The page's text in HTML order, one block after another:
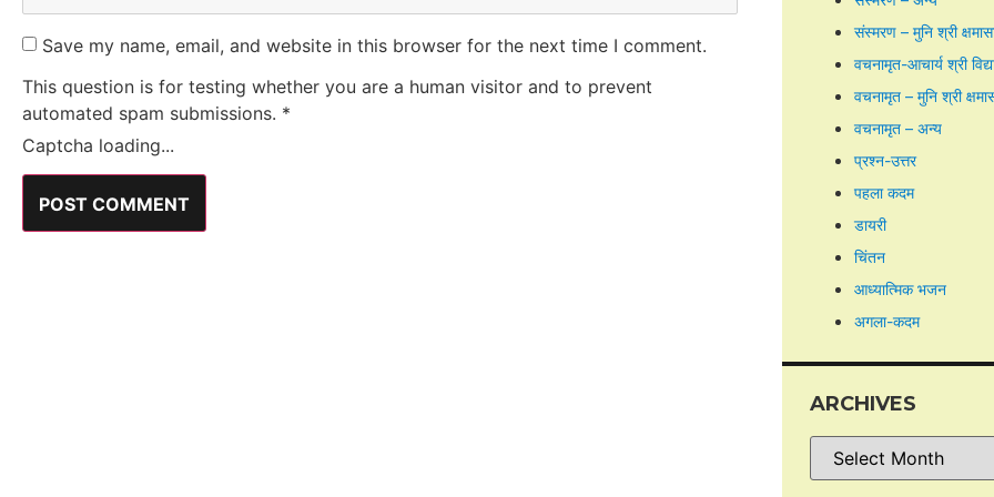
Save my name, email, and website in this browser for the next time I comment.
This question is for testing whether you are a human visitor and to prevent
automated spam submissions. *
Captcha loading...
संस्मरण – मुनि श्री
वचनामृत-आचार्य श्री
वचनामृत – मुनि श्री
वचनामृत – अन्य
प्रश्न-उत्तर
पहला कदम
डायरी
चिंतन
आध्यात्मिक भजन
अगला-कदम
ARCHIVES